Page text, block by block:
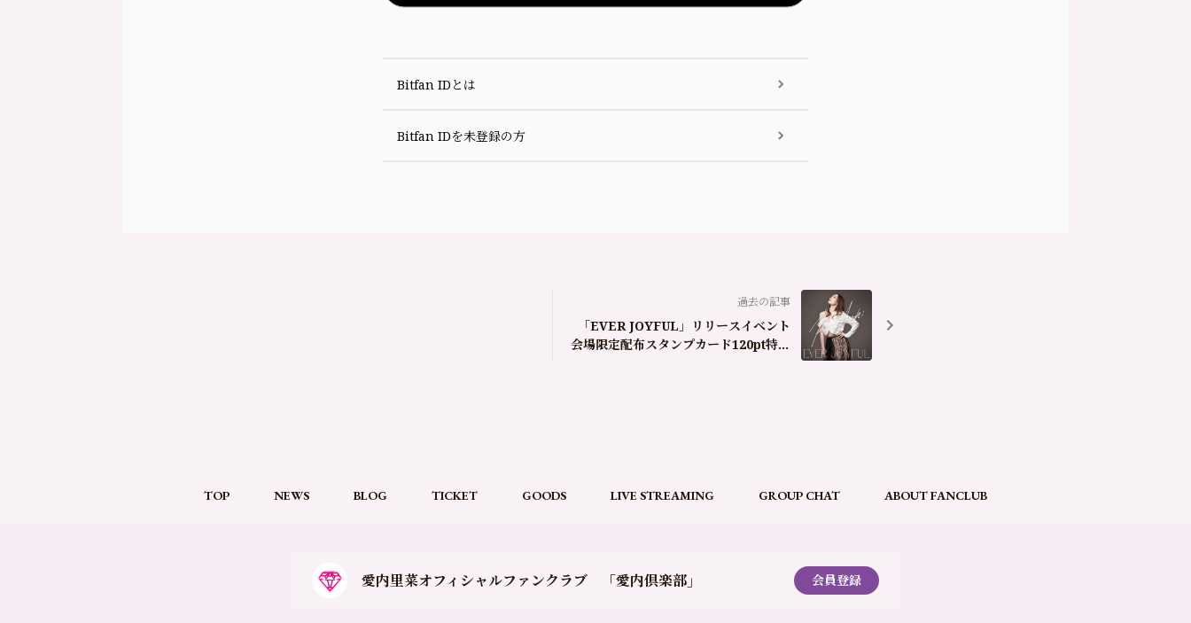
Bitfan IDとは
Bitfan IDを未登録の方
過去の記事
「EVER JOYFUL」リリースイベント
会場限定配布スタンプカード120pt特典
TOP NEWS BLOG TICKET GOODS LIVE STREAMING GROUP CHAT ABOUT FANCLUB
愛内里菜オフィシャルファンクラブ 「愛内倶楽部」 会員登録